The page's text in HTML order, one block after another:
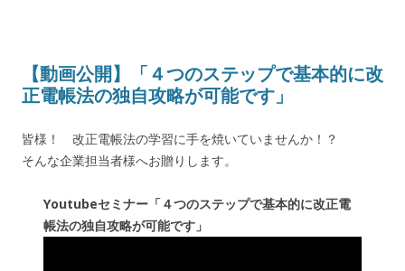
【動画公開】「４つのステップで基本的に改
正電帳法の独自攻略が可能です」
皆様！ 改正電帳法の学習に手を焼いていませんか！？
そんな企業担当者様へお贈りします。
Youtubeセミナー「４つのステップで基本的に改正電
帳法の独自攻略が可能です」